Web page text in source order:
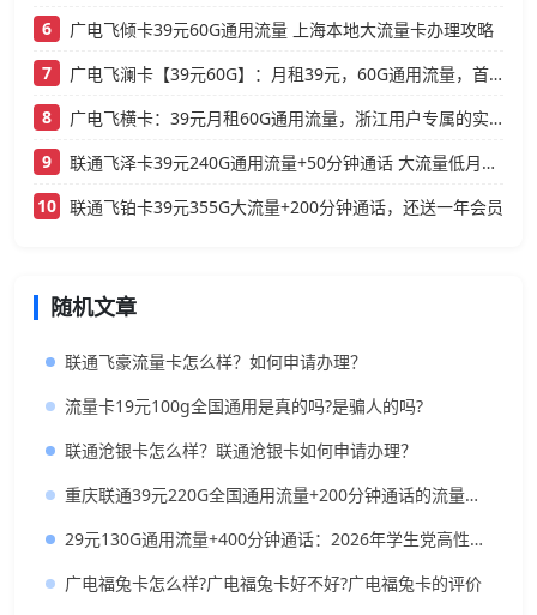
6
广电飞倾卡39元60G通用流量 上海本地大流量卡办理攻略
7
广电飞澜卡【39元60G】：月租39元，60G通用流量，首月免费真香！
8
广电飞横卡：39元月租60G通用流量，浙江用户专属的实用型套餐
9
联通飞泽卡39元240G通用流量+50分钟通话 大流量低月租办理指南
10 联通飞铂卡39元355G大流量+200分钟通话，还送一年会员
随机文章
联通飞豪流量卡怎么样？如何申请办理？
流量卡19元100g全国通用是真的吗?是骗人的吗?
联通沧银卡怎么样？联通沧银卡如何申请办理？
重庆联通39元220G全国通用流量+200分钟通话的流量卡怎么办理？
29元130G通用流量+400分钟通话：2026年学生党高性价比“神卡”实测指南
广电福兔卡怎么样?广电福兔卡好不好?广电福兔卡的评价